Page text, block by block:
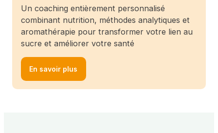
Un coaching entièrement personnalisé
combinant nutrition, méthodes analytiques et
aromathérapie pour transformer votre lien au
sucre et améliorer votre santé
En savoir plus